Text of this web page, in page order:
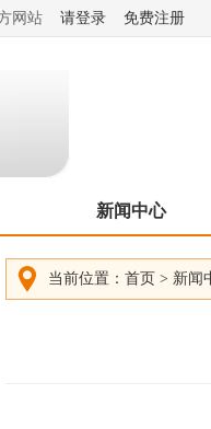
方网站 请登录 免费注册
新闻中心
当前位置： 首页 > 新闻